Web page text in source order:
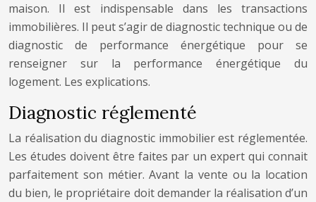
maison. Il est indispensable dans les transactions
immobilières. Il peut s’agir de diagnostic technique ou de
diagnostic de performance énergétique pour se
renseigner sur la performance énergétique du
logement. Les explications.
Diagnostic réglementé
La réalisation du diagnostic immobilier est réglementée.
Les études doivent être faites par un expert qui connait
parfaitement son métier. Avant la vente ou la location
du bien, le propriétaire doit demander la réalisation d’un